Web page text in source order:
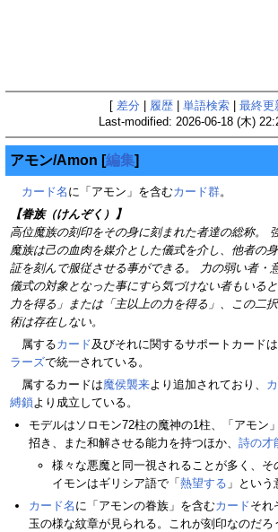
[ 差分 履歴| 単語検索| 最終更
Last-modified: 2026-06-18 (木)
アモン/Amon [編集]
カード名 に「アモン」を含むカード群。
【眷族（けんぞく）】
高位魔族の刻印をその身に刻まれた者達の総称。
魔族は己の血肉を媒介とした儀式を介し、他者の
証を刻んで服従させる事ができる。 力の弱い者・
儀式の対象となった事にすら気づけない者もいる
力を得る」または「主以上の力を得る」、この二
術は存在しない。
属するカード及びそれに関するサポートカード
ラーズで統一されている。
属するカードは魔侯襲来より追加されており、
縛鎖より成立している。
モデルはソロモン72柱の魔神の1柱、「アモン
招き、また和解させる能力を持つほか、 詩の才
様々な悪魔と同一視されることが多く、そ
イモンはギリシア語で「 熱望する 」という
カード名 に「アモンの眷族」を含むカードそれ
玉の様な紋章が見られる。これが刻印なのだろ